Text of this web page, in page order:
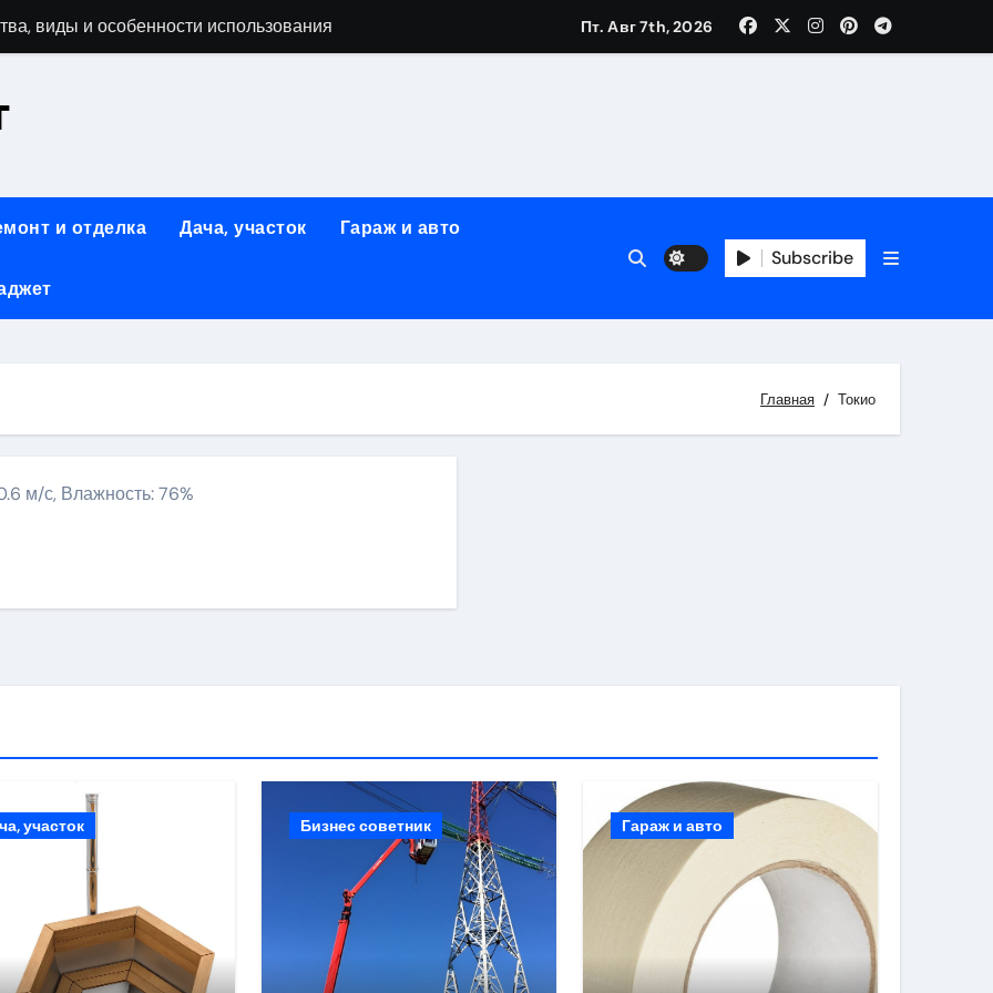
виды и особенности использования
помощник при ремонтных работах
к Успешному Реализации Ваших Идей
и практичность
Пт. Авг 7th, 2026
и отделка Дача, участок Гараж и авто
Subscribe
Главная Токио
м/с, Влажность: 76%
участок Бизнес советник Гараж и авто